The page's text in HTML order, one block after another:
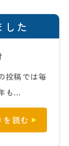
た
投稿では毎
も…
を読む